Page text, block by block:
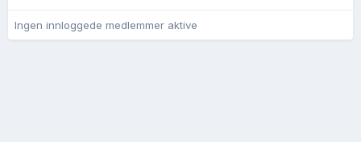
Ingen innloggede medlemmer aktive